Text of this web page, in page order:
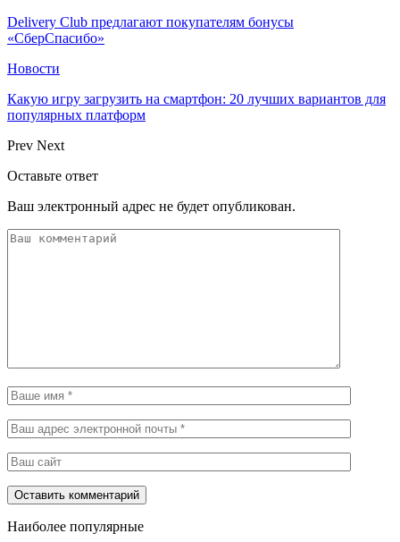
Delivery Club предлагают покупателям бонусы
«СберСпасибо»
Новости
Какую игру загрузить на смартфон: 20 лучших вариантов для
популярных платформ
Prev Next
Оставьте ответ
Ваш электронный адрес не будет опубликован.
Наиболее популярные